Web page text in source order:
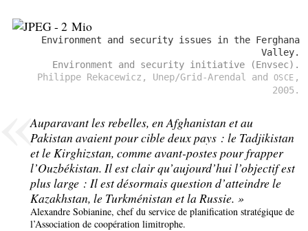
Environment and security issues in the Ferghana
Valley.
Environment and security initiative (Envsec).
Philippe Rekacewicz, Unep/Grid-Arendal and
OSCE ,
2005.
Auparavant les rebelles, en Afghanistan et au
Pakistan avaient pour cible deux pays : le Tadjikistan
et le Kirghizstan, comme avant-postes pour frapper
l’Ouzbékistan. Il est clair qu’aujourd’hui l’objectif est
plus large : Il est désormais question d’atteindre le
Kazakhstan, le Turkménistan et la Russie. »
Alexandre Sobianine, chef du service de planification stratégique de
l’Association de coopération limitrophe.